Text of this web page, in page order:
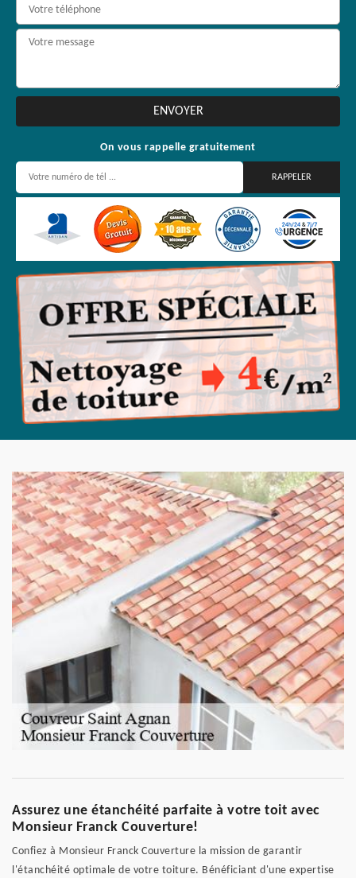
On vous rappelle gratuitement
Assurez une étanchéité parfaite à votre toit avec
Monsieur Franck Couverture!
Confiez à Monsieur Franck Couverture la mission de garantir
l'étanchéité optimale de votre toiture. Bénéficiant d'une expertise